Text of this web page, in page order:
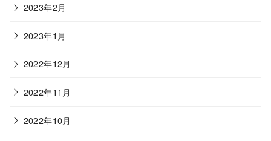
2023年2月
2023年1月
2022年12月
2022年11月
2022年10月